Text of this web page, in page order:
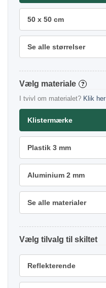
50 x 50 cm
Se alle størrelser
materiale ?
I tvivl om materialet? Klik her
Klistermærke
Plastik 3 mm
Aluminium 2 mm
Se alle materialer
tilvalg
Reflekterende